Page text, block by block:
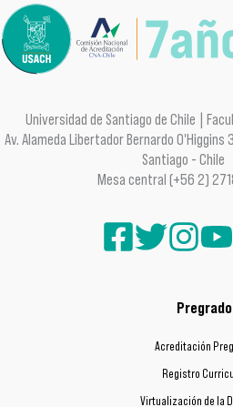
Universidad de Santiago de Chile |
Av. Alameda Libertador Bernardo O'Higgins
Santiago - Chile
Mesa central (+56 2)
Pregrado
Acreditación
Registro
Virtualización de la